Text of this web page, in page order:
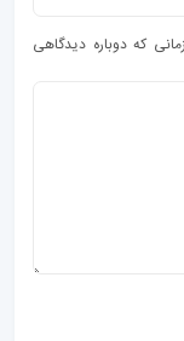
که دوباره دیدگاهی